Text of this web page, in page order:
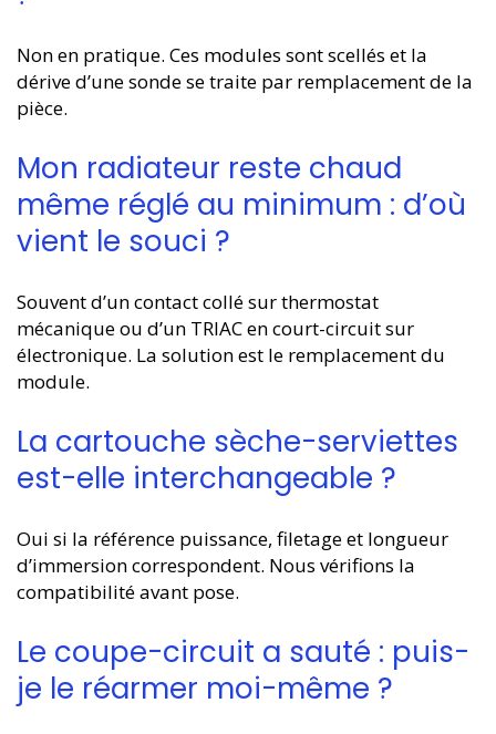
Non en pratique. Ces modules sont scellés et la
dérive d’une sonde se traite par remplacement de la
pièce.
Mon radiateur reste chaud
même réglé au minimum : d’où
vient le souci ?
Souvent d’un contact collé sur thermostat
mécanique ou d’un TRIAC en court-circuit sur
électronique. La solution est le remplacement du
module.
La cartouche sèche-serviettes
est-elle interchangeable ?
Oui si la référence puissance, filetage et longueur
d’immersion correspondent. Nous vérifions la
compatibilité avant pose.
Le coupe-circuit a sauté : puis-
je le réarmer moi-même ?